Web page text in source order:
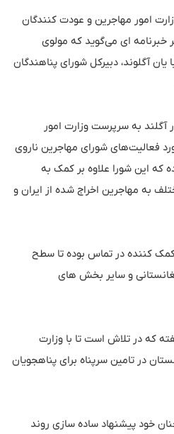
امور مهاجرین و عودت کنندگان
۳ دلو ) با نشر خبرنامه ای می‌گوید که مولوی
آگلوند، دبیرکل شورای پناهندگان
آگلند به سرپرست وزارت امور
فعالیت‌های شورای مهاجرین ناروی
که این شورا علاوه بر کمک به
به مهاجرین اخراج شده از ایران و
کننده در تماس بوده تا سطح
و سایر بخش های
که در تلاش است تا با وزارت
در تامین سرپناه برای پناهجویان
خود پیشنهاد ساده سازی روند